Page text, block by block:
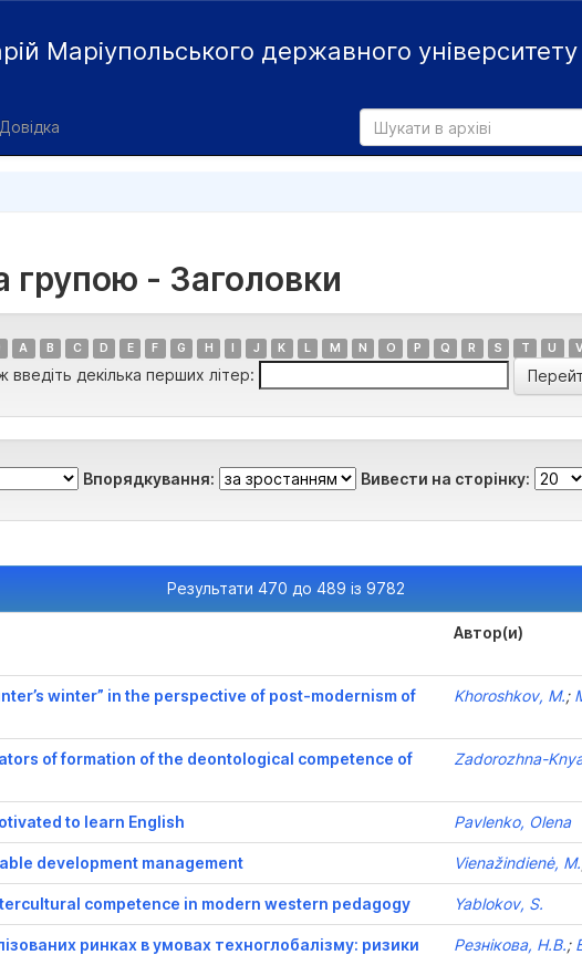
Маріупольського державного університету
Довідка
групою - Заголовки
A B C D E F G H I J K L M N O P Q R S T U V
введіть декілька перших літер:
Впорядкування: Вивести на сторінку:
Результати 470 до 489 із 9782
Автор(и)
winter” in the perspective of post-modernism of
Khoroshkov, М.;
of formation of the deontological competence of
Zadorozhna-
to learn English Pavlenko, Olena
development management Vienažindienė, M.
competence in modern western pedagogy Yablokov, S.
ринках в умовах техноглобалізму: ризики
Резнікова, Н.В.;